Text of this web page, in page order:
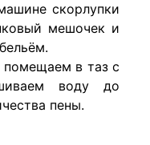
скорлупки
мешочек и
в таз с
воду до
пены.